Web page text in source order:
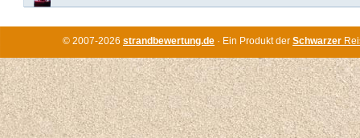
© 2007-2026 strandbewertung.de · Ein Produkt der Schwarzer